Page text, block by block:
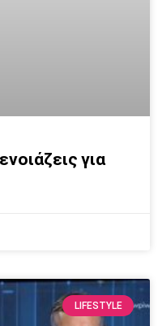
για
LIFESTYLE